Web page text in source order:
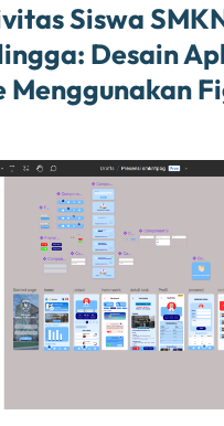
Siswa
Desain
Menggunakan